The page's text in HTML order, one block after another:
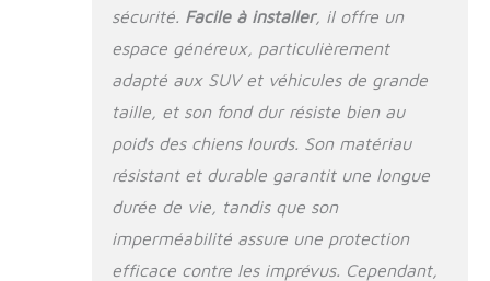
offrant une stabilité
rapport aux modèles
à fond souple. Avec
son poids de 1,68 kg
plaques standard de
1,22 kg), elle assure
exceptionnelle tout
en restant facile à
plier. 【Matériaux
sécurité.
Facile à installer, il offre un
espace généreux, particulièrement
adapté aux SUV et véhicules de grande
taille, et son fond dur résiste bien au
poids des chiens lourds. Son matériau
résistant et durable garantit une longue
durée de vie, tandis que son
imperméabilité assure une protection
efficace contre les imprévus. Cependant,